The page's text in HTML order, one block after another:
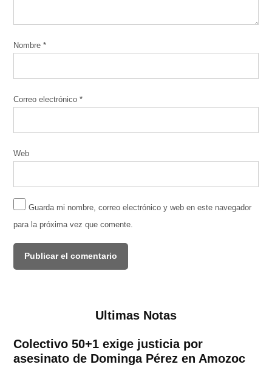
Nombre*
Correo electrónico*
Web
Guarda mi nombre, correo electrónico y web en este navegador
para la próxima vez que comente.
Ultimas Notas
Colectivo 50+1 exige justicia por
asesinato de Dominga Pérez en Amozoc